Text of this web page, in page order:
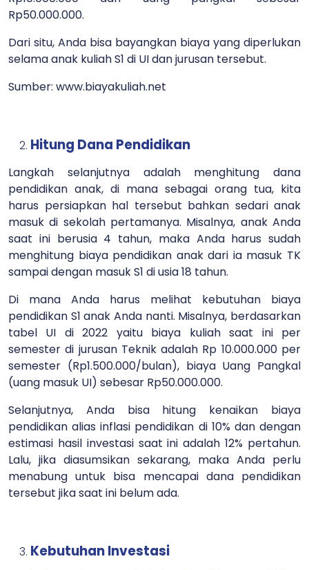
Rp50.000.000.
Dari situ, Anda bisa bayangkan biaya yang diperlukan
selama anak kuliah S1 di UI dan jurusan tersebut.
Sumber: www.biayakuliah.net
Hitung Dana Pendidikan
Langkah selanjutnya adalah menghitung dana
pendidikan anak, di mana sebagai orang tua, kita
harus persiapkan hal tersebut bahkan sedari anak
masuk di sekolah pertamanya. Misalnya, anak Anda
saat ini berusia 4 tahun, maka Anda harus sudah
menghitung biaya pendidikan anak dari ia masuk TK
sampai dengan masuk S1 di usia 18 tahun.
Di mana Anda harus melihat kebutuhan biaya
pendidikan S1 anak Anda nanti. Misalnya, berdasarkan
tabel UI di 2022 yaitu biaya kuliah saat ini per
semester di jurusan Teknik adalah Rp 10.000.000 per
semester (Rp1.500.000/bulan), biaya Uang Pangkal
(uang masuk UI) sebesar Rp50.000.000.
Selanjutnya, Anda bisa hitung kenaikan biaya
pendidikan alias inflasi pendidikan di 10% dan dengan
estimasi hasil investasi saat ini adalah 12% pertahun.
Lalu, jika diasumsikan sekarang, maka Anda perlu
menabung untuk bisa mencapai dana pendidikan
tersebut jika saat ini belum ada.
Kebutuhan Investasi